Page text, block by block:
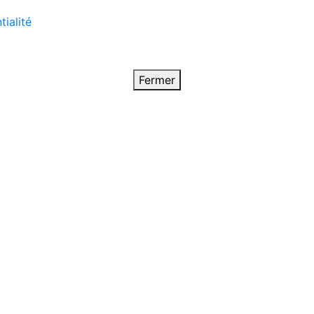
Fermer